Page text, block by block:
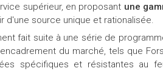
supérieur, en proposant une
d'une source unique et rationalisée.
fait suite à une série de
du marché, tels que
spécifiques et résistantes au